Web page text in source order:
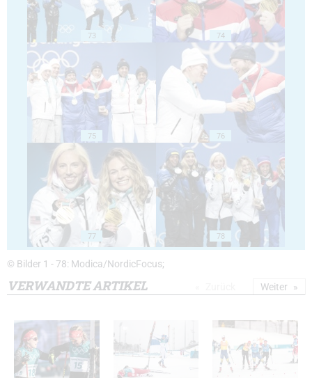
73 74
75 76
77 78
© Bilder 1 - 78: Modica/NordicFocus;
VERWANDTE ARTIKEL Weiter